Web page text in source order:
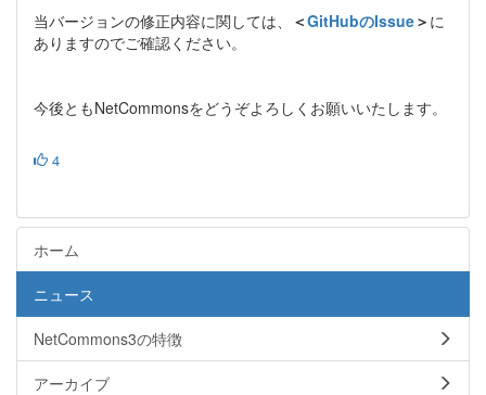
当バージョンの修正内容に関しては、
＜GitHubのIssue＞ に
ありますのでご確認ください。
今後ともNetCommonsをどうぞよろしくお願いいたします。
4
ホーム
ニュース
NetCommons3の特徴
アーカイブ